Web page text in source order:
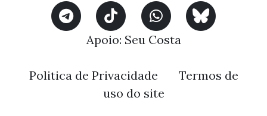
Apoio: Seu Costa
Politica de Privacidade
Termos de
uso do site